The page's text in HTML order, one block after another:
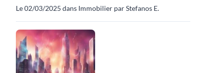
Le 02/03/2025 dans Immobilier par Stefanos E.